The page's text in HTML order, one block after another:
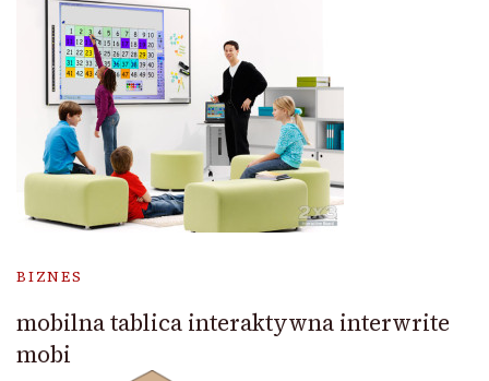
BIZNES
mobilna tablica interaktywna interwrite
mobi